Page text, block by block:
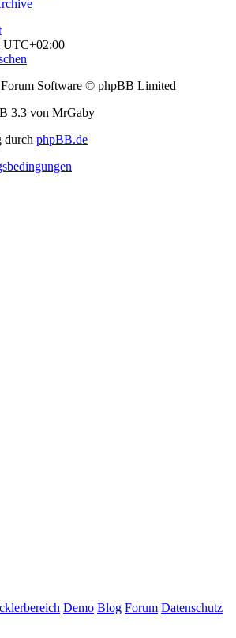
UTC+02:00
Software © phpBB Limited
3.3 von MrGaby
durch phpBB.de
Demo Blog Forum Datenschutz